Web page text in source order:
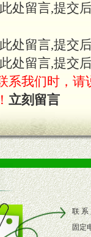
名网站
况提供
持
助制定
司给予
派驻区
处留言,提交
处留言,提交
处留言,提交
系我们时，请
立刻留言
联 系
固定